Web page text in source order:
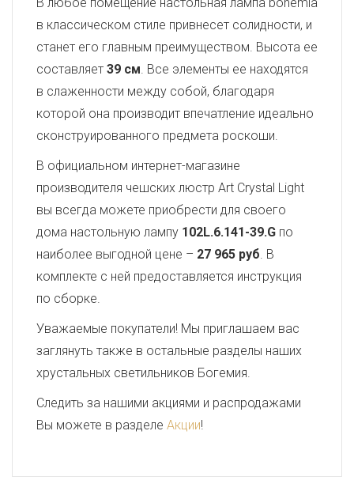
в классическом стиле привнесет солидности, и
станет его главным преимуществом. Высота ее
составляет 39 см. Все элементы ее находятся
в слаженности между собой, благодаря
которой она производит впечатление идеально
сконструированного предмета роскоши.
В официальном интернет-магазине
производителя чешских люстр Art Crystal Light
вы всегда можете приобрести для своего
дома настольную лампу 102L.6.141-39.G по
наиболее выгодной цене – 27 965 руб. В
комплекте с ней предоставляется инструкция
по сборке.
Уважаемые покупатели! Мы приглашаем вас
заглянуть также в остальные разделы наших
хрустальных светильников Богемия.
Следить за нашими акциями и распродажами
Вы можете в разделе Акции!